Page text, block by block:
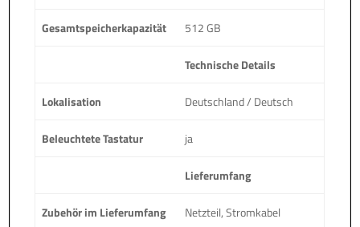
Gesamtspeicherkapazität 512 GB
Technische Details
Lokalisation Deutschland / Deutsch
Beleuchtete Tastatur ja
Lieferumfang
Zubehör im Lieferumfang Netzteil, Stromkabel